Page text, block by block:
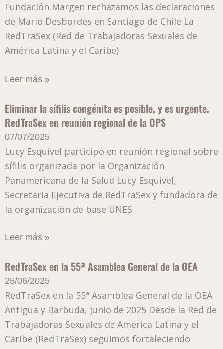
Fundación Margen rechazamos las declaraciones
de Mario Desbordes en Santiago de Chile La
RedTraSex (Red de Trabajadoras Sexuales de
América Latina y el Caribe)
Leer más »
Eliminar la sífilis congénita es posible, y es urgente.
RedTraSex en reunión regional de la OPS
07/07/2025
Lucy Esquivel participó en reunión regional sobre
sífilis organizada por la Organización
Panamericana de la Salud Lucy Esquivel,
Secretaria Ejecutiva de RedTraSex y fundadora de
la organización de base UNES
Leer más »
RedTraSex en la 55ª Asamblea General de la OEA
25/06/2025
RedTraSex en la 55ª Asamblea General de la OEA
Antigua y Barbuda, junio de 2025 Desde la Red de
Trabajadoras Sexuales de América Latina y el
Caribe (RedTraSex) seguimos fortaleciendo